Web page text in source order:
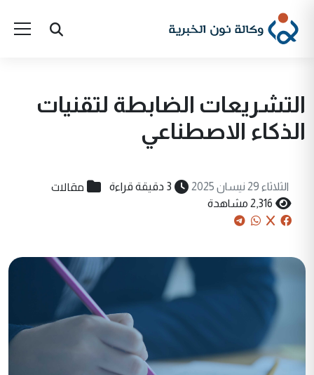
التشريعات الضابطة لتقنيات
الذكاء الاصطناعي
الثلاثاء 29 نيسان 2025 3 دقيقة قراءة مقالات
2,316 مشاهدة